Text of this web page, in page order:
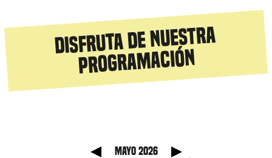
Disfruta de nuestra
programación
mayo 2026